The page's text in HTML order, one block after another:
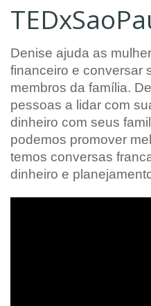
Denise ajuda as
financeiro e conversar
membros da família.
pessoas a lidar com
dinheiro com seus
podemos promover
temos conversas
dinheiro e